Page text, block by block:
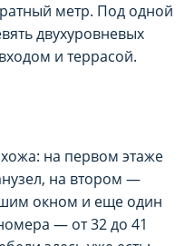
метр. Под одной
двухуровневых
и террасой.
на первом этаже
на втором —
окном и еще один
— от 32 до 41